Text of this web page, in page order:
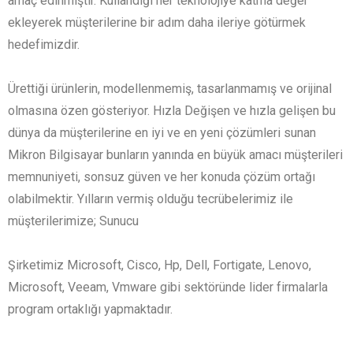
ekleyerek müşterilerine bir adım daha ileriye götürmek
hedefimizdir.
Ürettiği ürünlerin, modellenmemiş, tasarlanmamış ve orijinal
olmasına özen gösteriyor. Hızla Değişen ve hızla gelişen bu
dünya da müşterilerine en iyi ve en yeni çözümleri sunan
Mikron Bilgisayar bunların yanında en büyük amacı müşterileri
memnuniyeti, sonsuz güven ve her konuda çözüm ortağı
olabilmektir. Yılların vermiş olduğu tecrübelerimiz ile
müşterilerimize; Sunucu
Şirketimiz Microsoft, Cisco, Hp, Dell, Fortigate, Lenovo,
Microsoft, Veeam, Vmware gibi sektöründe lider firmalarla
program ortaklığı yapmaktadır.